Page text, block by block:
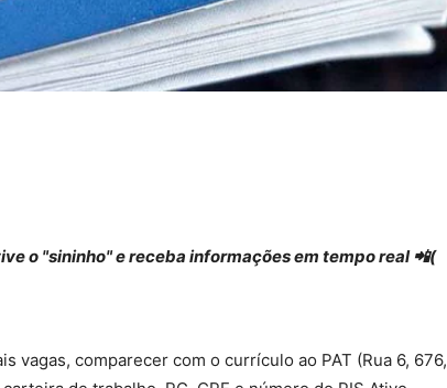
o "sininho" e receba informações em tempo real 📲(
vagas, comparecer com o currículo ao PAT (Rua 6, 676,